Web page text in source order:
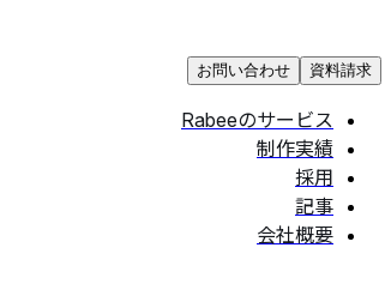
資料請求
お問い合わせ
Rabeeのサービス
制作実績
採用
記事
会社概要